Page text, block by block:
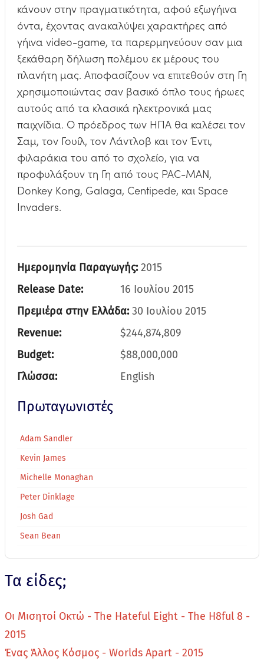
κάνουν στην πραγματικότητα, αφού εξωγήινα
όντα, έχοντας ανακαλύψει χαρακτήρες από
γήινα video-game, τα παρερμηνεύουν σαν μια
ξεκάθαρη δήλωση πολέμου εκ μέρους του
πλανήτη μας. Αποφασίζουν να επιτεθούν στη Γη
χρησιμοποιώντας σαν βασικό όπλο τους ήρωες
αυτούς από τα κλασικά ηλεκτρονικά μας
παιχνίδια. Ο πρόεδρος των ΗΠΑ θα καλέσει τον
Σαμ, τον Γουίλ, τον Λάντλοβ και τον Έντι,
φιλαράκια του από το σχολείο, για να
προφυλάξουν τη Γη από τους PAC-MAN,
Donkey Kong, Galaga, Centipede, και Space
Invaders.
Ημερομηνία Παραγωγής: 2015
Release Date:
16 Ιουλίου 2015
Πρεμιέρα στην Ελλάδα: 30 Ιουλίου 2015
Revenue:
$244,874,809
Budget:
$88,000,000
Γλώσσα:
English
Πρωταγωνιστές
Adam Sandler
Kevin James
Michelle Monaghan
Peter Dinklage
Josh Gad
Sean Bean
Τα είδες;
Οι Μισητοί Οκτώ - The Hateful Eight - The H8ful 8 -
2015
Ένας Άλλος Κόσμος - Worlds Apart - 2015